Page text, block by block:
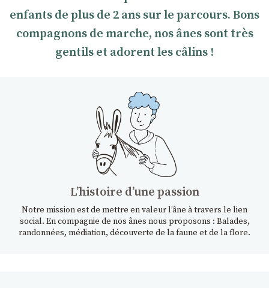
enfants de plus de 2 ans sur le parcours. Bons
compagnons de marche, nos ânes sont très
gentils et adorent les câlins !
Lʼhistoire dʼune passion
Notre mission est de mettre en valeur l’âne à travers le lien
social. En compagnie de nos ânes nous proposons : Balades,
randonnées, médiation, découverte de la faune et de la flore.